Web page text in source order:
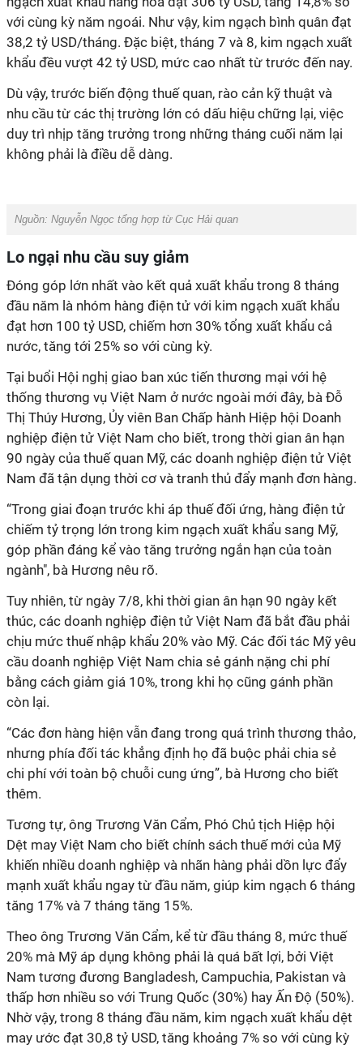
với cùng kỳ năm ngoái. Như vậy, kim ngạch bình quân đạt
38,2 tỷ USD/tháng. Đặc biệt, tháng 7 và 8, kim ngạch xuất
khẩu đều vượt 42 tỷ USD, mức cao nhất từ trước đến nay.
Dù vậy, trước biến động thuế quan, rào cản kỹ thuật và
nhu cầu từ các thị trường lớn có dấu hiệu chững lại, việc
duy trì nhịp tăng trưởng trong những tháng cuối năm lại
không phải là điều dễ dàng.
Nguồn: Nguyễn Ngọc tổng hợp từ Cục Hải quan
Lo ngại nhu cầu suy giảm
Đóng góp lớn nhất vào kết quả xuất khẩu trong 8 tháng
đầu năm là nhóm hàng điện tử với kim ngạch xuất khẩu
đạt hơn 100 tỷ USD, chiếm hơn 30% tổng xuất khẩu cả
nước, tăng tới 25% so với cùng kỳ.
Tại buổi Hội nghị giao ban xúc tiến thương mại với hệ
thống thương vụ Việt Nam ở nước ngoài mới đây, bà Đỗ
Thị Thúy Hương, Ủy viên Ban Chấp hành Hiệp hội Doanh
nghiệp điện tử Việt Nam cho biết, trong thời gian ân hạn
90 ngày của thuế quan Mỹ, các doanh nghiệp điện tử Việt
Nam đã tận dụng thời cơ và tranh thủ đẩy mạnh đơn hàng.
“Trong giai đoạn trước khi áp thuế đối ứng, hàng điện tử
chiếm tỷ trọng lớn trong kim ngạch xuất khẩu sang Mỹ,
góp phần đáng kể vào tăng trưởng ngắn hạn của toàn
ngành", bà Hương nêu rõ.
Tuy nhiên, từ ngày 7/8, khi thời gian ân hạn 90 ngày kết
thúc, các doanh nghiệp điện tử Việt Nam đã bắt đầu phải
chịu mức thuế nhập khẩu 20% vào Mỹ. Các đối tác Mỹ yêu
cầu doanh nghiệp Việt Nam chia sẻ gánh nặng chi phí
bằng cách giảm giá 10%, trong khi họ cũng gánh phần
còn lại.
“Các đơn hàng hiện vẫn đang trong quá trình thương thảo,
nhưng phía đối tác khẳng định họ đã buộc phải chia sẻ
chi phí với toàn bộ chuỗi cung ứng”, bà Hương cho biết
thêm.
Tương tự, ông Trương Văn Cẩm, Phó Chủ tịch Hiệp hội
Dệt may Việt Nam cho biết chính sách thuế mới của Mỹ
khiến nhiều doanh nghiệp và nhãn hàng phải dồn lực đẩy
mạnh xuất khẩu ngay từ đầu năm, giúp kim ngạch 6 tháng
tăng 17% và 7 tháng tăng 15%.
Theo ông Trương Văn Cẩm, kể từ đầu tháng 8, mức thuế
20% mà Mỹ áp dụng không phải là quá bất lợi, bởi Việt
Nam tương đương Bangladesh, Campuchia, Pakistan và
thấp hơn nhiều so với Trung Quốc (30%) hay Ấn Độ (50%).
Nhờ vậy, trong 8 tháng đầu năm, kim ngạch xuất khẩu dệt
may ước đạt 30,8 tỷ USD, tăng khoảng 7% so với cùng kỳ